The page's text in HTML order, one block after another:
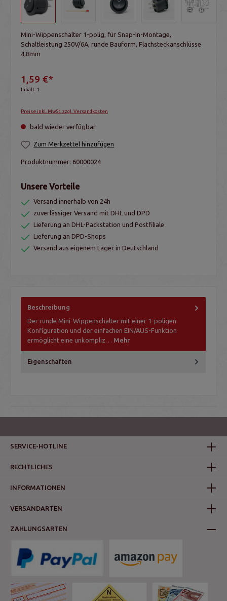
Mini-Wippenschalter 1-polig, für Snap-In-Montage,
Schaltleistung 250V/6A, runde Bauform, Flachsteckanschlüsse
4,8mm
1,59 €*
Inhalt: 1
Preise inkl. MwSt. zzgl. Versandkosten
bald wieder verfügbar
Zum Merkzettel hinzufügen
Produktnummer: 60000024
Unsere Vorteile
Versand innerhalb von 24h
zuverlässiger Versand mit DHL und DPD
Lieferung an DHL-Packstation und Postfiliale
Lieferung an DPD-Shops
Versand aus eigenem Lager in Deutschland
Beschreibung
Der runde Mini-Wippenschalter mit einer 1-poligen
Konfiguration und der einfachen EIN/AUS-Funktion
ermöglicht eine unkompliz… Mehr
Eigenschaften
SERVICE-HOTLINE
RECHTLICHES
INFORMATIONEN
VERSANDARTEN
ZAHLUNGSARTEN